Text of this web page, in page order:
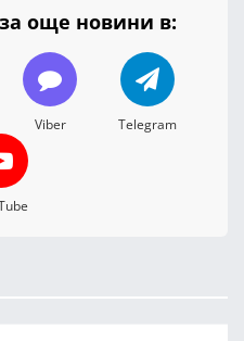
още новини в:
Viber Telegram